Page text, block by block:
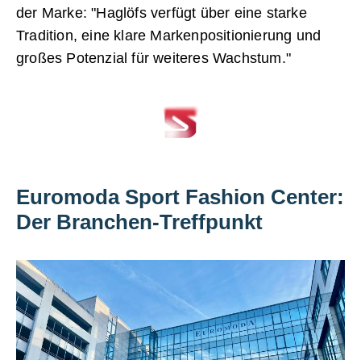
der Marke: "Haglöfs verfügt über eine starke
Tradition, eine klare Markenpositionierung und
großes Potenzial für weiteres Wachstum."
Euromoda Sport Fashion Center:
Der Branchen-Treffpunkt